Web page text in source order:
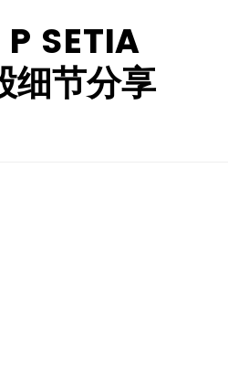
SETIA
细节分享